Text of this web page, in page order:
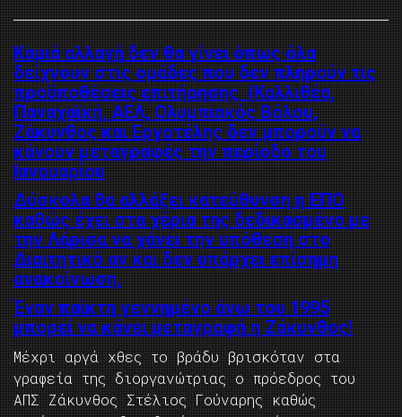
Καμιά αλλαγή δεν θα γίνει όπως όλα
δείχνουν στις ομάδες που δεν πληρούν τις
προϋποθέσεις επιτήρησης (Καλλιθέα,
Παναχαϊκή, ΑΕΛ, Ολυμπιακός Βόλου,
Ζάκυνθος και Εργοτέλης δεν μπορούν να
κάνουν μεταγραφές την περίοδο του
Ιανουαρίου
Δύσκολα θα αλλάξει κατεύθυνση η ΕΠΟ
καθώς έχει στα χέρια της δεδικασμένο με
την Λάρισα να χάνει την υπόθεση στο
Διαιτητικό αν και δεν υπάρχει επίσημη
ανακοίνωση.
Έναν παίκτη γεννημένο άνω του 1995
μπορεί να κάνει μεταγραφή η Ζάκυνθος!
Μέχρι αργά χθες το βράδυ βρισκόταν στα
γραφεία της διοργανώτριας ο πρόεδρος του
ΑΠΣ Ζάκυνθος Στέλιος Γούναρης καθώς